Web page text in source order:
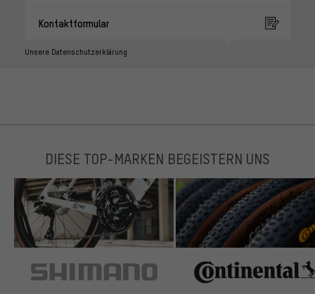
Kontaktformular
Unsere Datenschutzerklärung
DIESE TOP-MARKEN BEGEISTERN UNS